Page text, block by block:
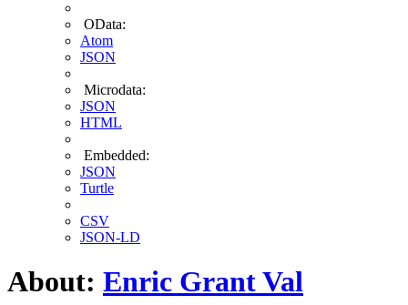
OData:
Atom
JSON
Microdata:
JSON
HTML
Embedded:
JSON
Turtle
CSV
JSON-LD
About: Enric Grant Val